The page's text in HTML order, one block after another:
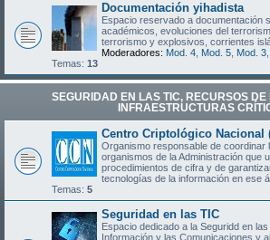
Documentación yihadista
Espacio reservado a documentación
académicos, evoluciones del
terrorismo y explosivos, corrientes
Moderadores: Mod. 4 Mod. 5 Mod. 3
Temas: 13
SEGURIDAD EN LAS TIC, RECURSOS DE
INFRAESTRUCTURAS
Centro Criptológico Nacional
Organismo responsable de coordinar
organismos de la Administración que
procedimientos de cifra y de
tecnologías de la información en ese
Temas: 5
Seguridad en las TIC
Espacio dedicado a la Seguridd en
Información y las Comunicaciones y